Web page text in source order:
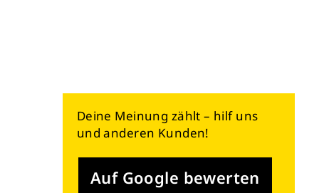
Deine Meinung zählt – hilf uns
und anderen Kunden!
Auf Google bewerten